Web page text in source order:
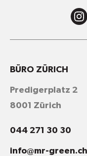
BÜRO ZÜRICH
Predigerplatz 2
8001 Zürich
044 271 30 30
info@mr-green.ch